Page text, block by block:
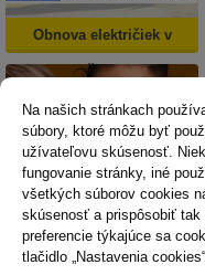
Na našich stránkach
súbory, ktoré môžu byť
užívateľovu skúsenosť.
fungovanie stránky, iné
všetkých súborov cookies
skúsenosť a prispôsobiť tak
preferencie týkajúce sa
tlačidlo „Nastavenia
Obnova električiek v
Košiciach
Dopravná psychológia